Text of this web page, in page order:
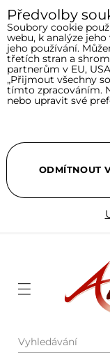
Vyhledávání
Menu
Předvolby
Soubory cookie
webu, k analýze
jeho používání.
třetích stran a
partnerům v EU,
„Přijmout všechny
tímto zpracováním.
nebo upravit své
ODMÍTNOUT